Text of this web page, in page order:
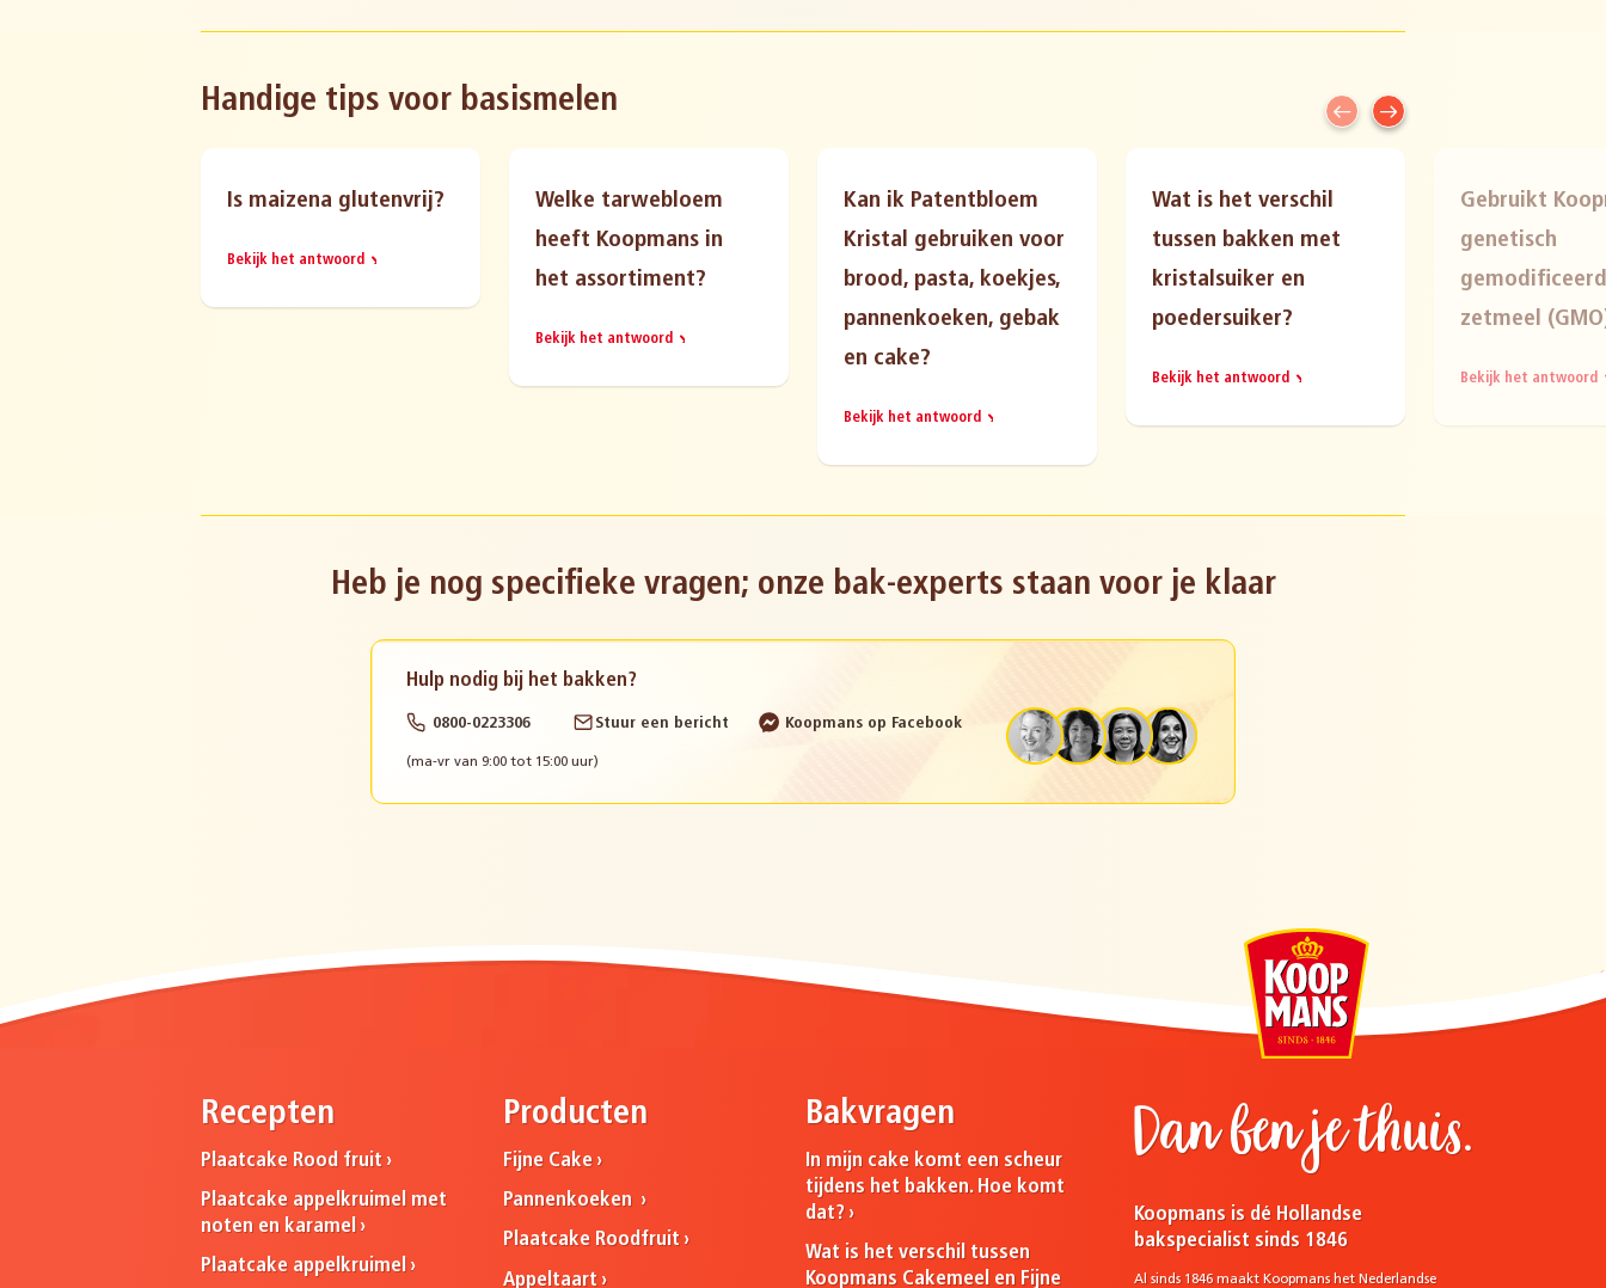
Handige tips voor basismelen
Is maizena glutenvrij?
Bekijk het antwoord
Welke tarwebloem
heeft Koopmans in
het assortiment?
Bekijk het antwoord
Kan ik Patentbloem
Kristal gebruiken voor
brood, pasta, koekjes,
pannenkoeken, gebak
en cake?
Bekijk het antwoord
Wat is het verschil
tussen bakken met
kristalsuiker en
poedersuiker?
Bekijk het antwoord
Gebruikt
genetisch
zetmeel
Bekijk het antwoord
Heb je nog specifieke vragen; onze bak-experts staan voor je klaar
Hulp nodig bij het bakken?
0800-0223306
(ma-vr van 9:00 tot 15:00 uur)
Stuur een bericht Koopmans op Facebook
Recepten
Plaatcake Rood fruit
Plaatcake appelkruimel met
noten en karamel
Plaatcake appelkruimel
Producten
Fijne Cake
Pannenkoeken
Plaatcake Roodfruit
Appeltaart
Bakvragen
In mijn cake komt een scheur
tijdens het bakken. Hoe komt
dat?
Wat is het verschil tussen
Koopmans Cakemeel en Fijne
Dan ben je thuis.
Koopmans is dé Hollandse
bakspecialist sinds 1846
Al sinds 1846 maakt Koopmans het Nederlandse